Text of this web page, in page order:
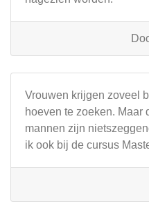
Vrouwen krijgen zoveel
hoeven te zoeken. Maar
mannen zijn
ik ook bij de cursus